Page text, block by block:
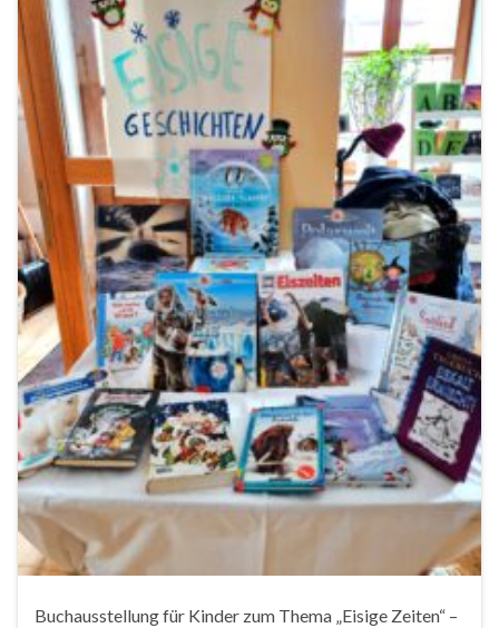
Buchausstellung für Kinder zum Thema „Eisige Zeiten“ –